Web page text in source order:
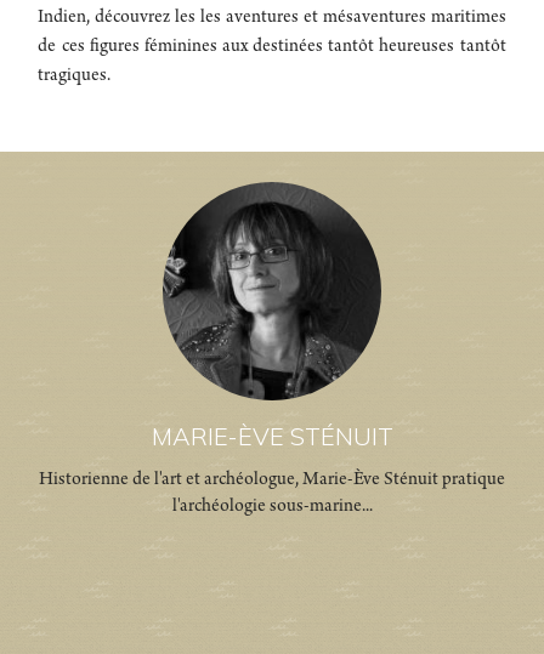
Indien, découvrez les les aventures et mésaventures maritimes
de ces figures féminines aux destinées tantôt heureuses tantôt
tragiques.
MARIE-ÈVE STÉNUIT
Historienne de l'art et archéologue, Marie-Ève Sténuit pratique
l'archéologie sous-marine...